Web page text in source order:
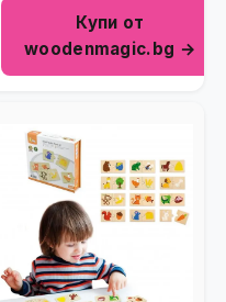
Купи от
woodenmagic.bg →